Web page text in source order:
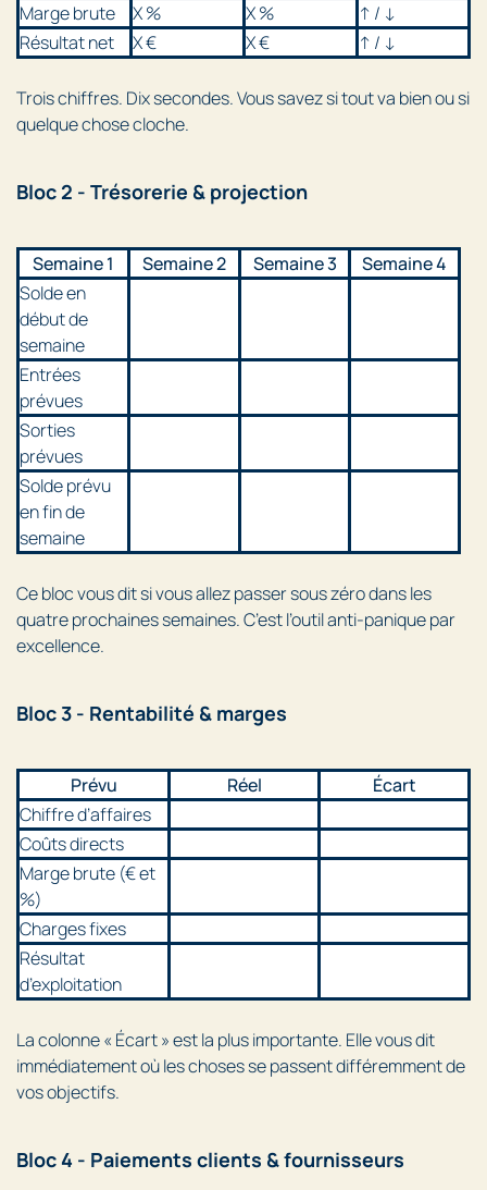
Marge brute
X % X %
↑ / ↓
Résultat net
X € X € ↑ / ↓
Trois chiffres. Dix secondes. Vous savez si tout va bien ou si
quelque chose cloche.
Bloc 2 - Trésorerie & projection
Semaine 1 Semaine 2 Semaine 3
Semaine 4
Solde en
début de
semaine
Entrées
prévues
Sorties
prévues
Solde prévu
en fin de
semaine
Ce bloc vous dit si vous allez passer sous zéro dans les
quatre prochaines semaines. C’est l’outil anti-panique par
excellence.
Bloc 3 - Rentabilité & marges
Prévu Réel
Écart
Chiffre d’affaires
Coûts directs
Marge brute (€ et
%)
Charges fixes
Résultat
d’exploitation
La colonne « Écart » est la plus importante. Elle vous dit
immédiatement où les choses se passent différemment de
vos objectifs.
Bloc 4 - Paiements clients & fournisseurs